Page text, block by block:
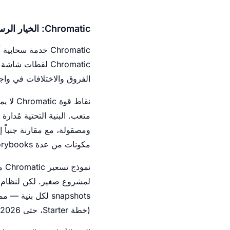
Chromatic: الخيار الرسمي والمباشر
الفروق والاختلافات في
متعب. البنية التحتية
مكونات من عدة Storybooks مختلفة في مراجعة واحدة موحدة.
(خطة Starter، حتى 06/2026) وتتوسع وتتسع بسرعة مع زيادة حجم المشروع.